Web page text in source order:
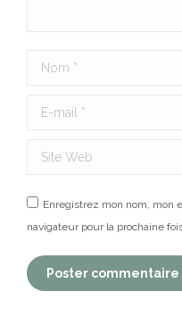
Nom *
E-mail *
Site Web
Enregistrez mon nom, mon
navigateur pour la prochaine
Poster commentaire